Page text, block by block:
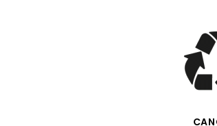
VISTA